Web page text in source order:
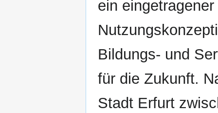
ein
Bildungs- und
für die Zukunft.
Stadt Erfurt